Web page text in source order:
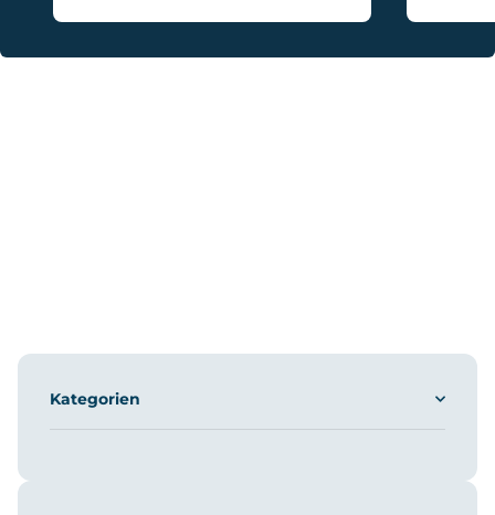
Kategorien